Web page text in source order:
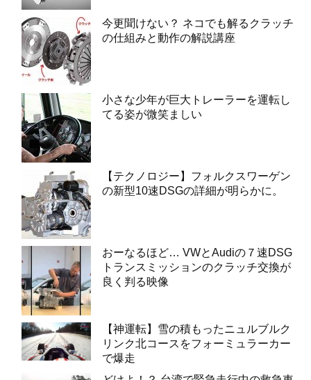
今更聞けない？ ネコでも解るクラッチ
の仕組みと動作の解説講座
小さな少年が巨大トレーラーを運転し
てる姿が微笑ましい
【テクノロジー】フォルクスワーゲン
の新型10速DSGの詳細が明らかに。
おーなるほど… VWとAudiの７速DSG
トランスミッションのクラッチ交換が
良く判る映像
【神運転】雪の積もったニュルブルク
リンク北コースをフォーミュラーカー
で爆走